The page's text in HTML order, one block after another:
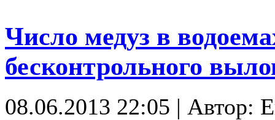
Число медуз в
бесконтрольного
08.06.2013 22:05 | Автор: